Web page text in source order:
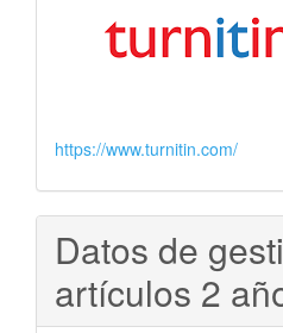
https://www.turnitin.com/
Datos de
artículos 2